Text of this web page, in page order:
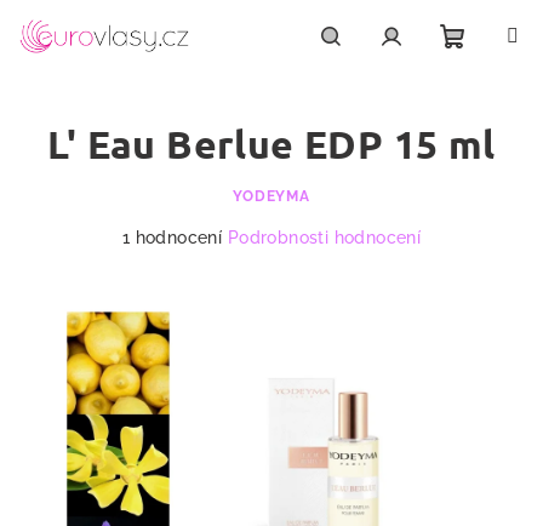
obsah
košík
L' Eau Berlue EDP 15 ml
YODEYMA
hvězdiček.
1 hodnocení Podrobnosti hodnocení